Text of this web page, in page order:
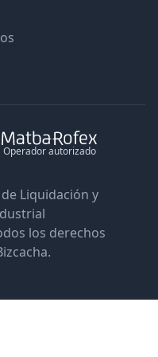
Operador autorizado
Liquidación y
los derechos